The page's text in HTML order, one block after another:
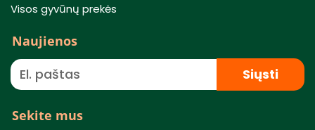
Visos gyvūnų prekės
Naujienos
Siųsti
Sekite mus